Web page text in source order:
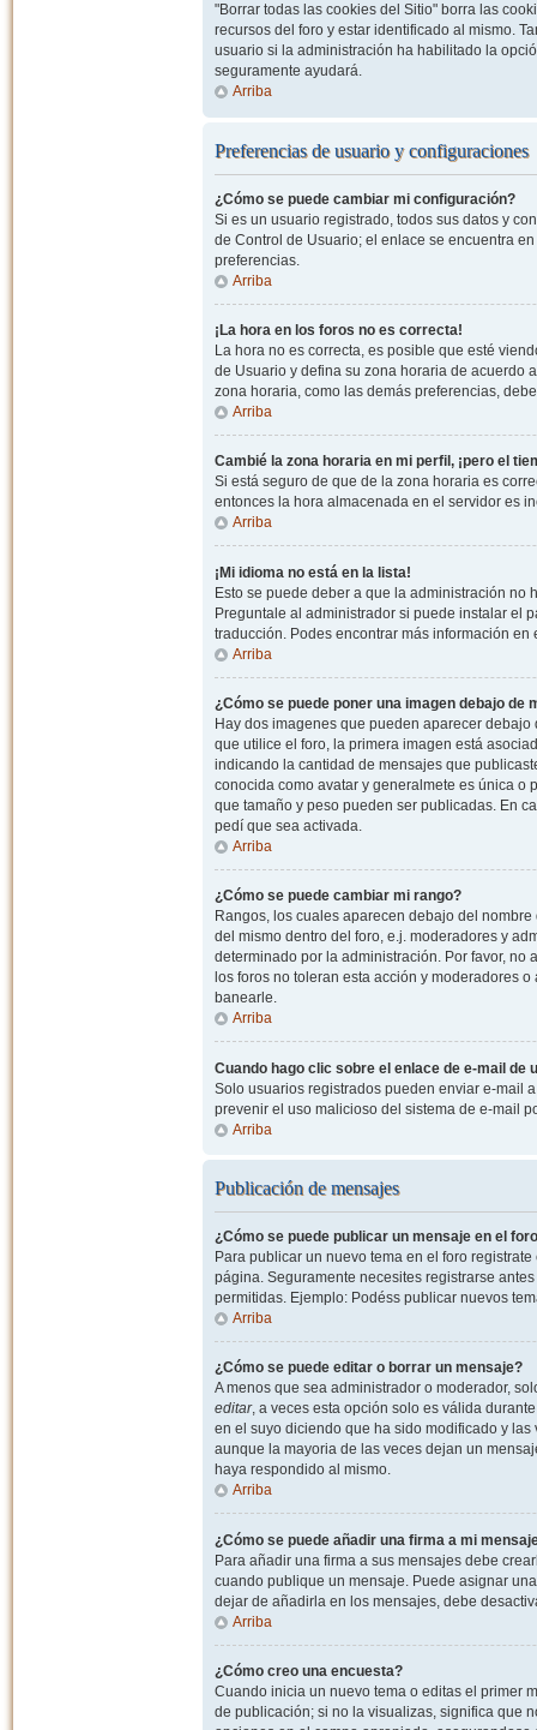
"Borrar todas las cookies del Sitio" borra las
recursos del foro y estar identificado al mismo.
usuario si la administración ha habilitado la
seguramente ayudará.
Arriba
Preferencias de usuario y configuraciones
¿Cómo se puede cambiar mi configuración?
Si es un usuario registrado, todos sus datos y
de Control de Usuario; el enlace se encuentra
preferencias.
Arriba
¡La hora en los foros no es correcta!
La hora no es correcta, es posible que esté
de Usuario y defina su zona horaria de acuerdo
zona horaria, como las demás preferencias,
Arriba
Cambié la zona horaria en mi perfil, ¡pero el
Si está seguro de que de la zona horaria es
entonces la hora almacenada en el servidor es
Arriba
¡Mi idioma no está en la lista!
Esto se puede deber a que la administración no
Preguntale al administrador si puede instalar el
traducción. Podes encontrar más información
Arriba
¿Cómo se puede poner una imagen debajo de
Hay dos imagenes que pueden aparecer
que utilice el foro, la primera imagen está
indicando la cantidad de mensajes que
conocida como avatar y generalmete es única o
que tamaño y peso pueden ser publicadas. En
pedí que sea activada.
Arriba
¿Cómo se puede cambiar mi rango?
Rangos, los cuales aparecen debajo del
del mismo dentro del foro, e.j. moderadores y
determinado por la administración. Por favor,
los foros no toleran esta acción y moderadores
banearle.
Arriba
Cuando hago clic sobre el enlace de e-mail de
Solo usuarios registrados pueden enviar e-mail
prevenir el uso malicioso del sistema de e-mail
Arriba
Publicación de mensajes
¿Cómo se puede publicar un mensaje en el
Para publicar un nuevo tema en el foro
página. Seguramente necesites registrarse
permitidas. Ejemplo: Podéss publicar nuevos
Arriba
¿Cómo se puede editar o borrar un mensaje?
A menos que sea administrador o moderador,
editar, a veces esta opción solo es válida
en el suyo diciendo que ha sido modificado y
aunque la mayoria de las veces dejan un
haya respondido al mismo.
Arriba
¿Cómo se puede añadir una firma a mi
Para añadir una firma a sus mensajes debe
cuando publique un mensaje. Puede asignar
dejar de añadirla en los mensajes, debe
Arriba
¿Cómo creo una encuesta?
Cuando inicia un nuevo tema o editas el primer
de publicación; si no la visualizas, significa que